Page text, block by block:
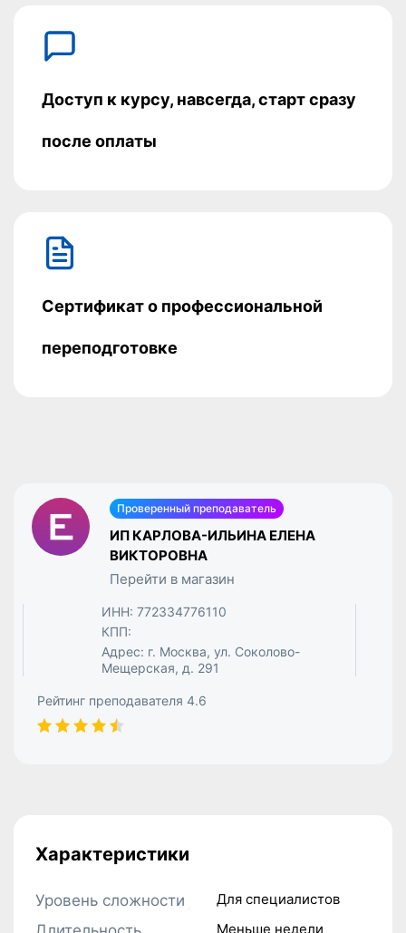
Доступ к курсу, навсегда, старт сразу
после оплаты
Сертификат о профессиональной
переподготовке
Проверенный преподаватель
ИП КАРЛОВА-ИЛЬИНА ЕЛЕНА
ВИКТОРОВНА
Перейти в магазин
ИНН: 772334776110
КПП:
Адрес: г. Москва, ул. Соколово-
Мещерская, д. 291
Рейтинг преподавателя 4.6
Характеристики
Уровень сложности Для специалистов
Меньше недели